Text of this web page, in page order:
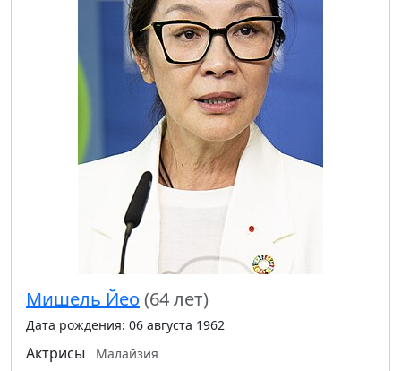
Мишель Йео (64 лет)
Дата рождения: 06 августа 1962
Актрисы
Малайзия